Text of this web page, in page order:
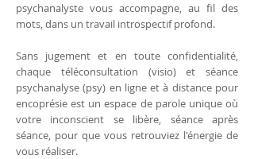
psychanalyste vous accompagne, au fil des
mots, dans un travail introspectif profond.
Sans jugement et en toute confidentialité,
chaque téléconsultation (visio) et séance
psychanalyse (psy) en ligne et à distance pour
encoprésie est un espace de parole unique où
votre inconscient se libère, séance après
séance, pour que vous retrouviez l'énergie de
vous réaliser.